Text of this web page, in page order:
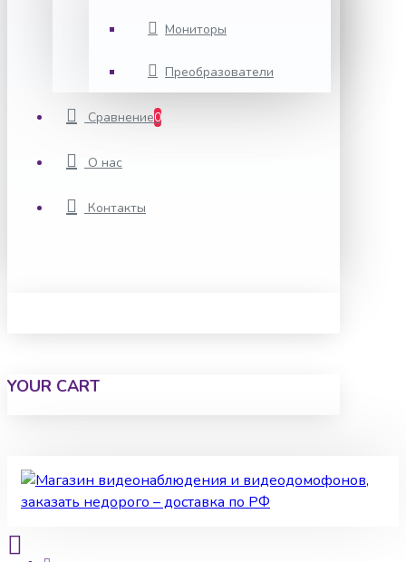
Мониторы
Преобразователи
Сравнение0
О нас
Контакты
YOUR CART